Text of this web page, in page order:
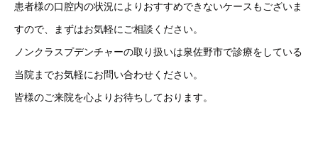
患者様の口腔内の状況によりおすすめできないケースもございま
すので、まずはお気軽にご相談ください。
ノンクラスプデンチャーの取り扱いは泉佐野市で診療をしている
当院までお気軽にお問い合わせください。
皆様のご来院を心よりお待ちしております。